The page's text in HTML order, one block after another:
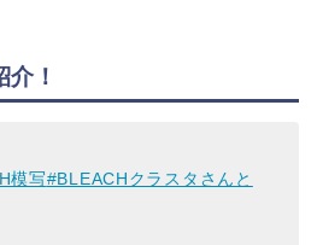
！
模写#BLEACHクラスタさんと